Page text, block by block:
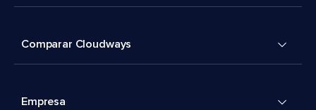
Comparar Cloudways
Empresa